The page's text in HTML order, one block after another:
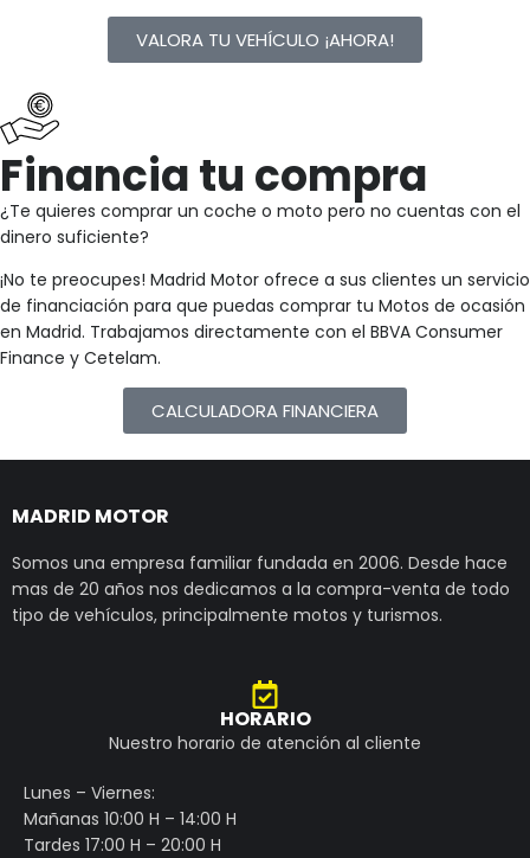
VALORA TU VEHÍCULO ¡AHORA!
Financia tu compra
¿Te quieres comprar un coche o moto pero no cuentas con el
dinero suficiente?
¡No te preocupes! Madrid Motor ofrece a sus clientes un servicio
de financiación para que puedas comprar tu Motos de ocasión
en Madrid. Trabajamos directamente con el BBVA Consumer
Finance y Cetelam.
CALCULADORA FINANCIERA
MADRID MOTOR
Somos una empresa familiar fundada en 2006. Desde hace
mas de 20 años nos dedicamos a la compra-venta de todo
tipo de vehículos, principalmente motos y turismos.
HORARIO
Nuestro horario de atención al cliente
Lunes – Viernes:
Mañanas 10:00 H – 14:00 H
Tardes 17:00 H – 20:00 H